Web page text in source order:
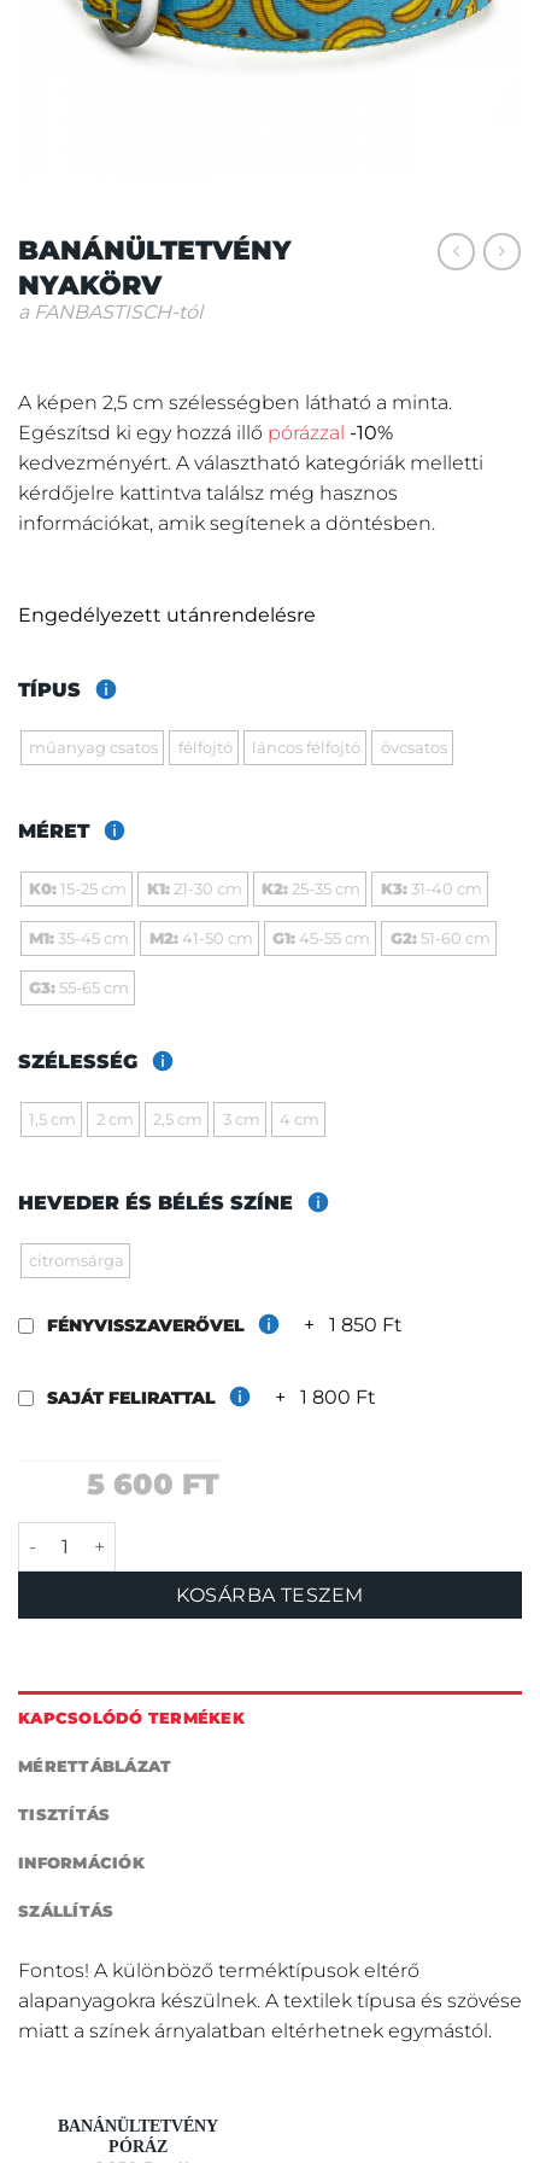
BANÁNÜLTETVÉNY
NYAKÖRV
a FANBASTISCH-tól
A képen 2,5 cm szélességben látható a minta.
Egészítsd ki egy hozzá illő pórázzal -10%
kedvezményért. A választható kategóriák melletti
kérdőjelre kattintva találsz még hasznos
információkat, amik segítenek a döntésben.
Engedélyezett utánrendelésre
TÍPUS
műanyag csatos félfojtó láncos félfojtó övcsatos
MÉRET
K0:15-25 cm K1:21-30 cm K2:25-35 cm K3:31-40 cm
M1:35-45 cm M2:41-50 cm G1: 45-55 cm G2:51-60 cm
G3:55-65 cm
SZÉLESSÉG
1,5 cm 2 cm 2,5 cm 3 cm 4 cm
HEVEDER ÉS BÉLÉS SZÍNE
citromsárga
FÉNYVISSZAVERŐVEL + 1 850 Ft
SAJÁT FELIRATTAL + 1 800 Ft
5 600 FT
Banánültetvény nyakörv mennyiség
KOSÁRBA TESZEM
KAPCSOLÓDÓ TERMÉKEK
MÉRETTÁBLÁZAT
TISZTÍTÁS
INFORMÁCIÓK
SZÁLLÍTÁS
Fontos! A különböző terméktípusok eltérő
alapanyagokra készülnek. A textilek típusa és szövése
miatt a színek árnyalatban eltérhetnek egymástól.
BANÁNÜLTETVÉNY
PÓRÁZ